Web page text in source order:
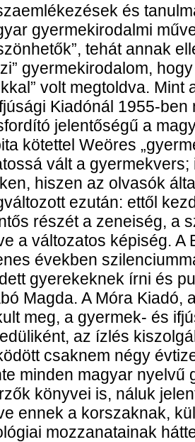
és
gyermekirodalmi
tehát annak
gyermekirodalom,
volt megtoldva.
Kiadónál 1955-
jelentőségű a
kötettel Weöres
vált a
hiszen az olvasók
ezután: ettől
részét a zeneiség, a
a változatos képiség. A
években
gyerekeknek írni és
Magda. A Móra Kiadó,
meg, a gyermek- és
az ízlés
csaknem négy
minden magyar nyelvű
könyvei is, náluk
ennek a korszaknak,
mozzanatainak